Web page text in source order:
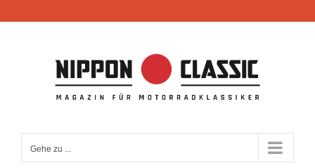
Inhalt
Gehe zu ...